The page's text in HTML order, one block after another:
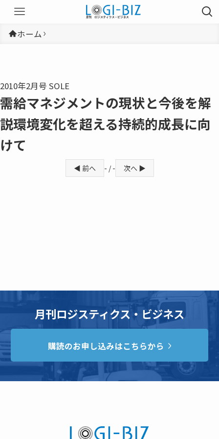
ホーム
2010年2月号 SOLE
需給マネジメントの現状と今後を解
説環境変化を超える持続的成長に向
けて
◀ 前へ - / - 次へ ▶
月刊ロジスティクス・ビジネス
購読のお申し込みはこちらから